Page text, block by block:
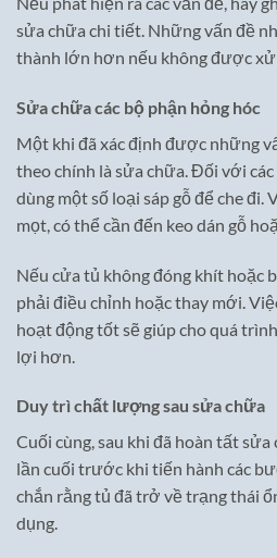
sửa chữa chi tiết. Những vấn đề
thành lớn hơn nếu không được
Sửa chữa các bộ phận hỏng hóc
Một khi đã xác định được những
theo chính là sửa chữa. Đối với
dùng một số loại sáp gỗ để che đi.
mọt, có thể cần đến keo dán gỗ
Nếu cửa tủ không đóng khít hoặc
phải điều chỉnh hoặc thay mới.
hoạt động tốt sẽ giúp cho quá
lợi hơn.
Duy trì chất lượng sau sửa chữa
Cuối cùng, sau khi đã hoàn tất
lần cuối trước khi tiến hành các
chắn rằng tủ đã trở về trạng thái
dụng.